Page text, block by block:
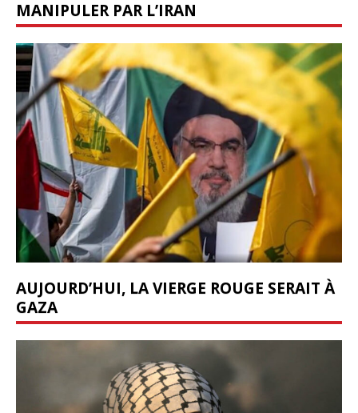
MANIPULER PAR L’IRAN
AUJOURD’HUI, LA VIERGE ROUGE SERAIT À
GAZA